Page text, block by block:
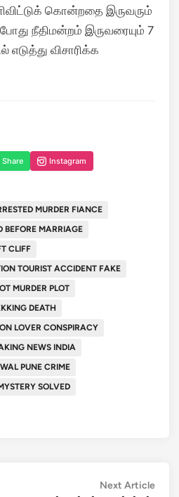
கொன்றதை இருவரும்
நீதிமன்றம் இருவரையும் 7
விசாரிக்க
Share Instagram
MURDER FIANCE
BEFORE MARRIAGE
CLIFF
TOURIST ACCIDENT FAKE
MURDER PLOT
DEATH
LOVER CONSPIRACY
NEWS INDIA
PUNE CRIME
SOLVED
Next ArticleNext